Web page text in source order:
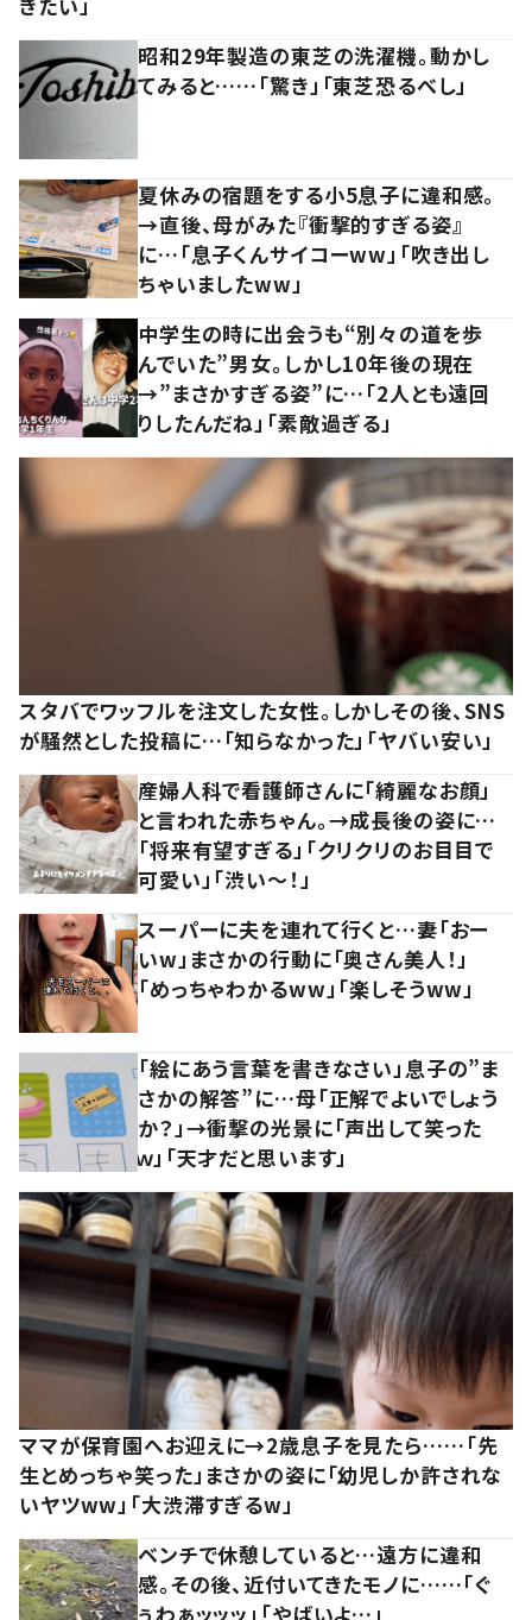
昭和29年製造の東芝の洗濯機。動かし
てみると……「驚き」「東芝恐るべし」
夏休みの宿題をする小5息子に違和感。
→直後、母がみた『衝撃的すぎる姿』
に…「息子くんサイコーww」「吹き出し
ちゃいましたww」
中学生の時に出会うも“別々の道を歩
んでいた”男女。しかし10年後の現在
→”まさかすぎる姿”に…「2人とも遠回
りしたんだね」「素敵過ぎる」
スタバでワッフルを注文した女性。しかしその後、SNS
が騒然とした投稿に…「知らなかった」「ヤバい安い」
産婦人科で看護師さんに「綺麗なお顔」
と言われた赤ちゃん。→成長後の姿に…
「将来有望すぎる」「クリクリのお目目で
可愛い」「渋い～！」
スーパーに夫を連れて行くと…妻「おー
いw」まさかの行動に「奥さん美人！」
「めっちゃわかるww」「楽しそうww」
「絵にあう言葉を書きなさい」息子の”ま
さかの解答”に…母「正解でよいでしょう
か？」→衝撃の光景に「声出して笑った
ｗ」「天才だと思います」
ママが保育園へお迎えに→2歳息子を見たら……「先
生とめっちゃ笑った」まさかの姿に「幼児しか許されな
いヤツww」「大渋滞すぎるw」
ベンチで休憩していると…遠方に違和
感。その後、近付いてきたモノに……「ぐ
ぅわぁッッッ」「やばいよ…」